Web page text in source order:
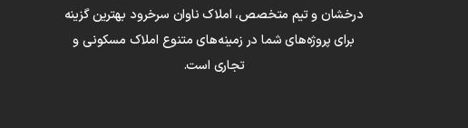
درخشان و تیم متخصص، املاک ناوان سرخرود بهترین گزینه
برای پروژه‌های شما در زمینه‌های متنوع املاک مسکونی و
تجاری است.